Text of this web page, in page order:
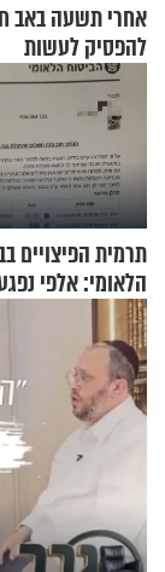
להפסיק לעשות
תרמית הפיצויים
הלאומי: אלפי
איבה קיבלו